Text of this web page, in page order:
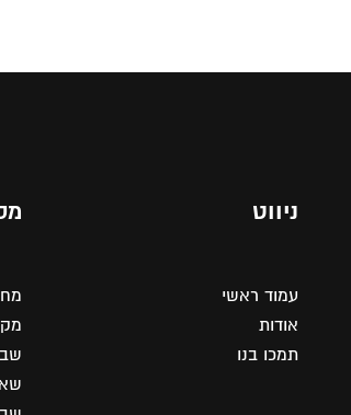
ניווט
עמוד ראשי
אודות
תמכו בנו